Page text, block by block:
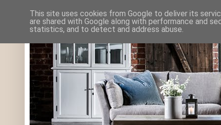
This site uses cookies from Google to deliver its
are shared with Google along with performance and
statistics, and to detect and address abuse.